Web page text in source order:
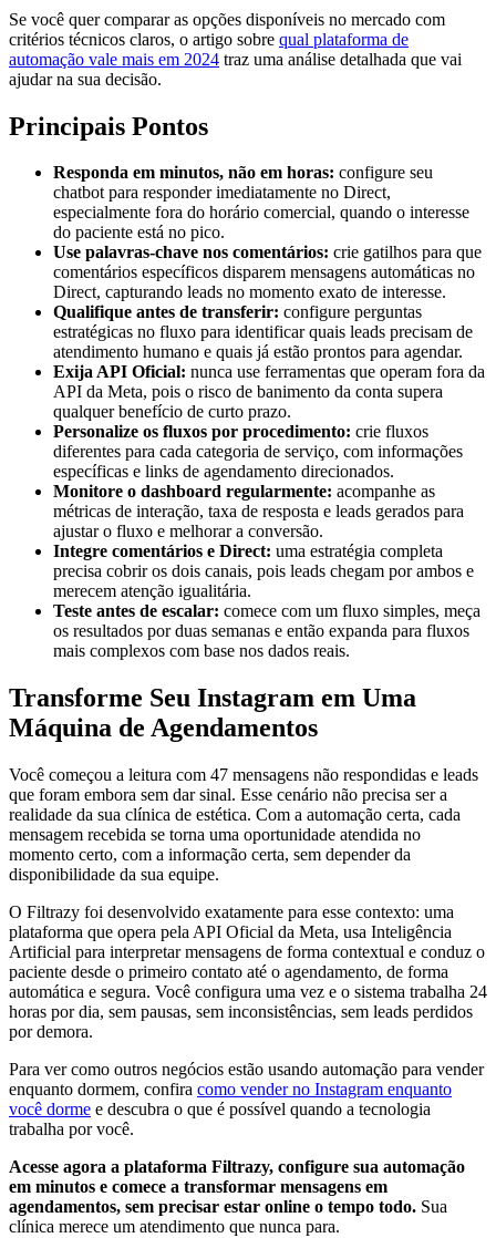
Se você quer comparar as opções disponíveis no mercado com
critérios técnicos claros, o artigo sobre qual plataforma de
automação vale mais em 2024 traz uma análise detalhada que vai
ajudar na sua decisão.
Principais Pontos
Responda em minutos, não em horas: configure seu
chatbot para responder imediatamente no Direct,
especialmente fora do horário comercial, quando o interesse
do paciente está no pico.
Use palavras-chave nos comentários: crie gatilhos para que
comentários específicos disparem mensagens automáticas no
Direct, capturando leads no momento exato de interesse.
Qualifique antes de transferir: configure perguntas
estratégicas no fluxo para identificar quais leads precisam de
atendimento humano e quais já estão prontos para agendar.
Exija API Oficial: nunca use ferramentas que operam fora da
API da Meta, pois o risco de banimento da conta supera
qualquer benefício de curto prazo.
Personalize os fluxos por procedimento: crie fluxos
diferentes para cada categoria de serviço, com informações
específicas e links de agendamento direcionados.
Monitore o dashboard regularmente: acompanhe as
métricas de interação, taxa de resposta e leads gerados para
ajustar o fluxo e melhorar a conversão.
Integre comentários e Direct: uma estratégia completa
precisa cobrir os dois canais, pois leads chegam por ambos e
merecem atenção igualitária.
Teste antes de escalar: comece com um fluxo simples, meça
os resultados por duas semanas e então expanda para fluxos
mais complexos com base nos dados reais.
Transforme Seu Instagram em Uma
Máquina de Agendamentos
Você começou a leitura com 47 mensagens não respondidas e leads
que foram embora sem dar sinal. Esse cenário não precisa ser a
realidade da sua clínica de estética. Com a automação certa, cada
mensagem recebida se torna uma oportunidade atendida no
momento certo, com a informação certa, sem depender da
disponibilidade da sua equipe.
O Filtrazy foi desenvolvido exatamente para esse contexto: uma
plataforma que opera pela API Oficial da Meta, usa Inteligência
Artificial para interpretar mensagens de forma contextual e conduz o
paciente desde o primeiro contato até o agendamento, de forma
automática e segura. Você configura uma vez e o sistema trabalha 24
horas por dia, sem pausas, sem inconsistências, sem leads perdidos
por demora.
Para ver como outros negócios estão usando automação para vender
enquanto dormem, confira como vender no Instagram enquanto
você dorme e descubra o que é possível quando a tecnologia
trabalha por você.
Acesse agora a plataforma Filtrazy, configure sua automação
em minutos e comece a transformar mensagens em
agendamentos, sem precisar estar online o tempo todo. Sua
clínica merece um atendimento que nunca para.